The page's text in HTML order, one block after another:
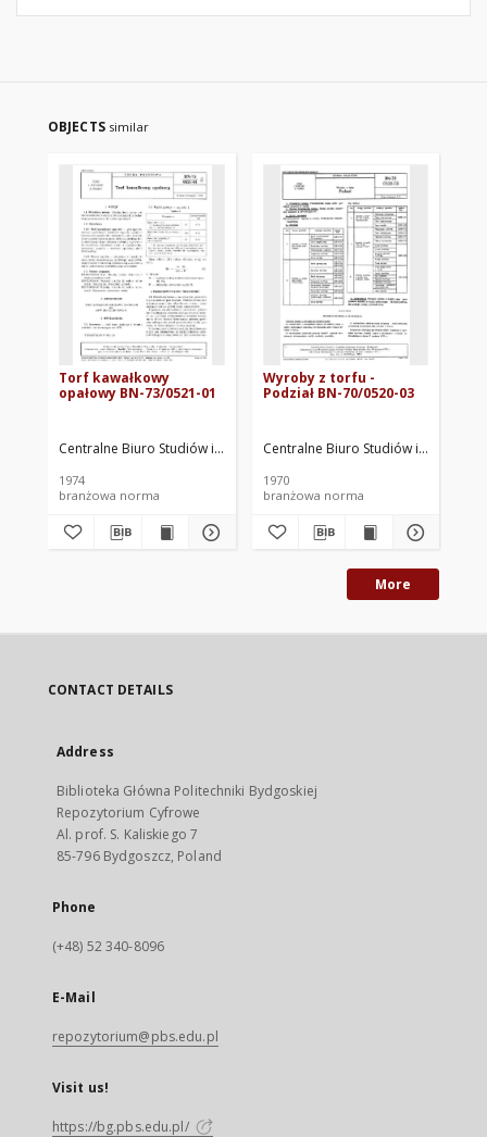
OBJECTS similar
Torf kawałkowy
opałowy BN-73/0521-01
Centralne Biuro Studiów i Projektów Przemysłu Drobnego
1974
branżowa norma
Wyroby z torfu -
Podział BN-70/0520-03
Centralne Biuro Studiów i
1970
branżowa norma
More
CONTACT DETAILS
Address
Biblioteka Główna Politechniki Bydgoskiej
Repozytorium Cyfrowe
Al. prof. S. Kaliskiego 7
85-796 Bydgoszcz, Poland
Phone
(+48) 52 340-8096
E-Mail
repozytorium@pbs.edu.pl
Visit us!
https://bg.pbs.edu.pl/